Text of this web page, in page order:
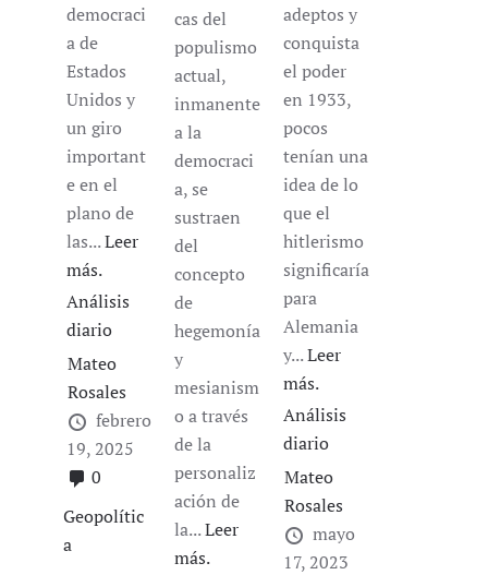
democraci
a de
Estados
Unidos y
un giro
important
e en el
plano de
las...Leer
más.
Análisis
diario
Mateo
Rosales
febrero
19, 2025
0
Geopolític
a
cas del
populismo
actual,
inmanente
a la
democraci
a, se
sustraen
del
concepto
de
hegemonía
y
mesianism
o a través
de la
personaliz
ación de
la...Leer
más.
adeptos y
conquista
el poder
en 1933,
pocos
tenían una
idea de lo
que el
hitlerismo
significaría
para
Alemania
y...Leer
más.
Análisis
diario
Mateo
Rosales
mayo
17, 2023